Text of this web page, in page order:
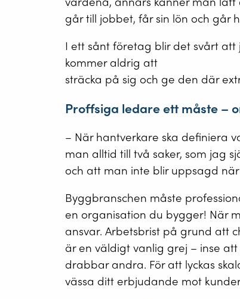
går till jobbet, får sin lön och går
I ett sånt företag blir det svårt
kommer aldrig att
sträcka på sig och ge den där
Proffsiga ledare ett måste –
– När hantverkare ska definiera
man alltid till två saker, som jag
och att man inte blir uppsagd
Byggbranschen måste
en organisation du bygger! När
ansvar. Arbetsbrist på grund att
är en väldigt vanlig grej – inse
drabbar andra. För att lyckas
vässa ditt erbjudande mot